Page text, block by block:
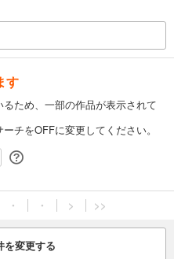
す
ため、一部の作品が表示されて
チをOFFに変更してください。
・ ・ > >>
を変更する